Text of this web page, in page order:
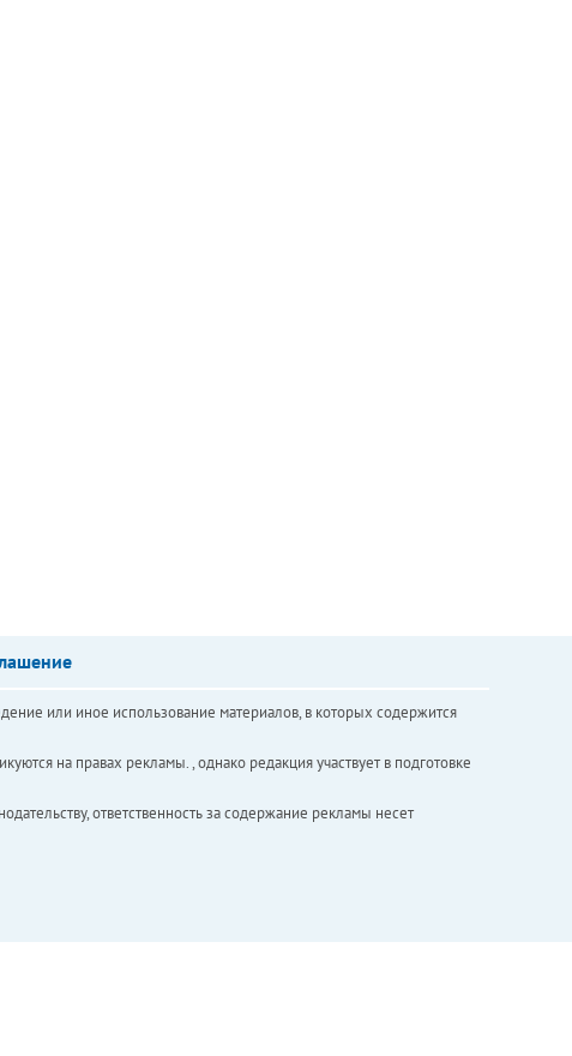
или иное использование материалов, в которых содержится
на правах рекламы. , однако редакция участвует в подготовке
ответственность за содержание рекламы несет